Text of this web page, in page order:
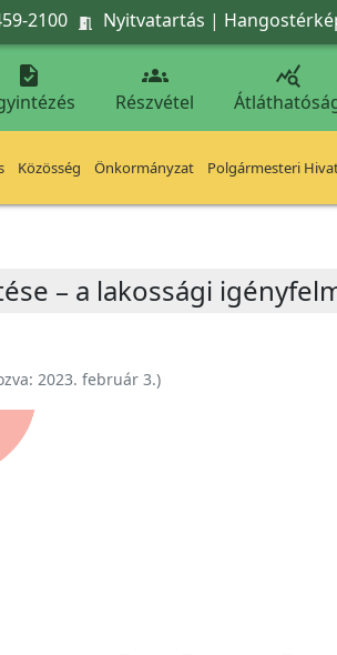
2100  Nyitvatartás |
 
Részvétel

Közösség Önkormányzat Polgármesteri
– a lakossági
2023. február 3.)